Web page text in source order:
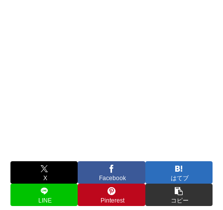
X Facebook はてブ
LINE Pinterest コピー